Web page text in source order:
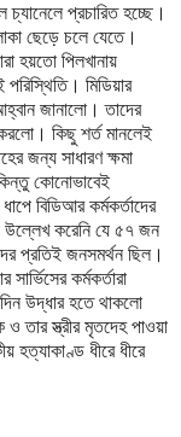
চ্যানেলে প্রচারিত হচ্ছে।
ছেড়ে চলে যেতে।
হয়তো পিলখানায়
মিডিয়ার
জানালো। তাদের
করলো। কিছু শর্ত মানলেই
জন্য সাধারণ ক্ষমা
কোনোভাবেই
বিডিআর কর্মকর্তাদের
উল্লেখ করেনি যে ৫৭ জন
প্রতিই জনসমর্থন ছিল।
কর্মকর্তারা
উদ্ধার হতে থাকলো
তার স্ত্রীর মৃতদেহ পাওয়া
হত্যাকাণ্ড ধীরে ধীরে